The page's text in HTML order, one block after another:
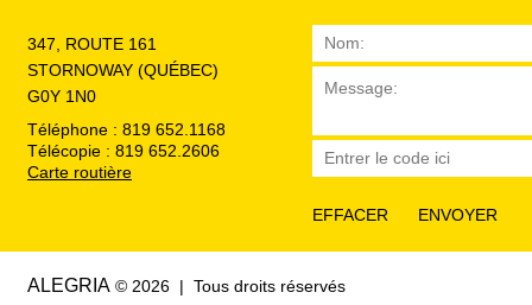
347, ROUTE 161
STORNOWAY (QUÉBEC)
G0Y 1N0
Téléphone : 819 652.1168
Télécopie : 819 652.2606
Carte routière
ALEGRIA © 2026 | Tous droits réservés